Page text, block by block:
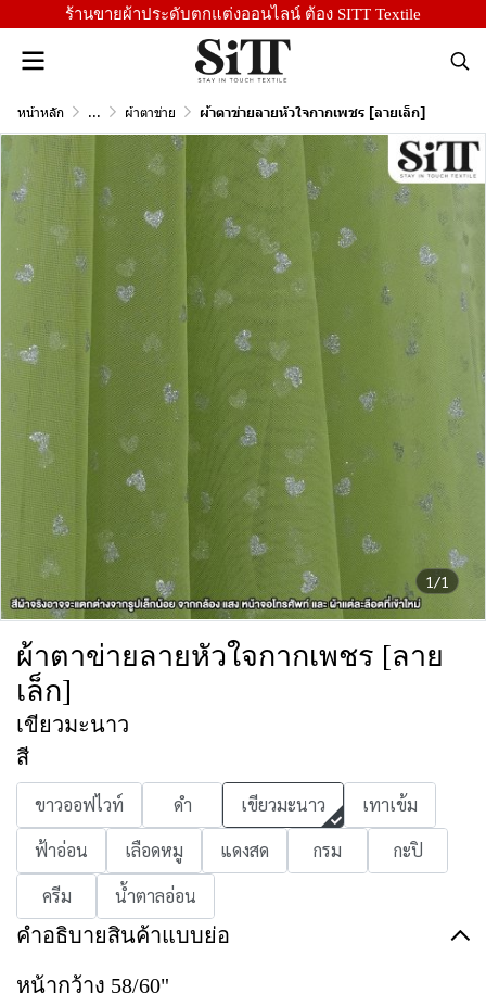
ร้านขายผ้าประดับตกแต่งออนไลน์ ต้อง SITT Textile
หน้าหลัก ... ผ้าตาข่าย ผ้าตาข่ายลายหัวใจกากเพชร [ลายเล็ก]
1/1
ผ้าตาข่ายลายหัวใจกากเพชร [ลาย
เล็ก]
เขียวมะนาว
สี
ขาวออฟไวท์ ดำ เขียวมะนาว
เทาเข้ม
ฟ้าอ่อน
เลือดหมู แดงสด กรม
กะปิ
ครีม
น้ำตาลอ่อน
คำอธิบายสินค้าแบบย่อ
หน้ากว้าง 58/60"